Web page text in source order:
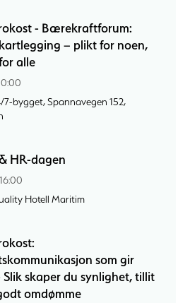
- Bærekraftforum:
– plikt for noen,
alle
7-bygget, Spannavegen 152,
HR-dagen
Hotell Maritim
som gir
Slik skaper du synlighet, tillit
omdømme